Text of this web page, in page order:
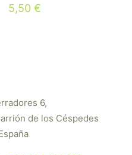
5,50 €
6,
de los Céspedes